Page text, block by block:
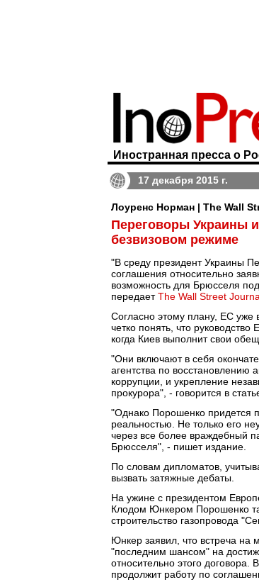
Иностранная пресса о
17 декабря 2015 г.
Лоуренс Норман | The Wall
Переговоры Украины
безвизовом режиме
"В среду президент Украины
соглашения относительно
возможность для Брюсселя
передаетThe Wall Street
Согласно этому плану, ЕС уже
четко понять, что
когда Киев выполнит свои
"Они включают в себя
агентства по
коррупции, и укрепление
прокурора", - говорится в
"Однако Порошенко придется
реальностью. Не только его
через все более враждебный
Брюсселя", - пишет издание.
По словам дипломатов,
вызвать затяжные дебаты.
На ужине с президентом
Клодом Юнкером Порошенко
строительство газопровода
Юнкер заявил, что встреча на
"последним шансом" на
относительно этого
продолжит работу по